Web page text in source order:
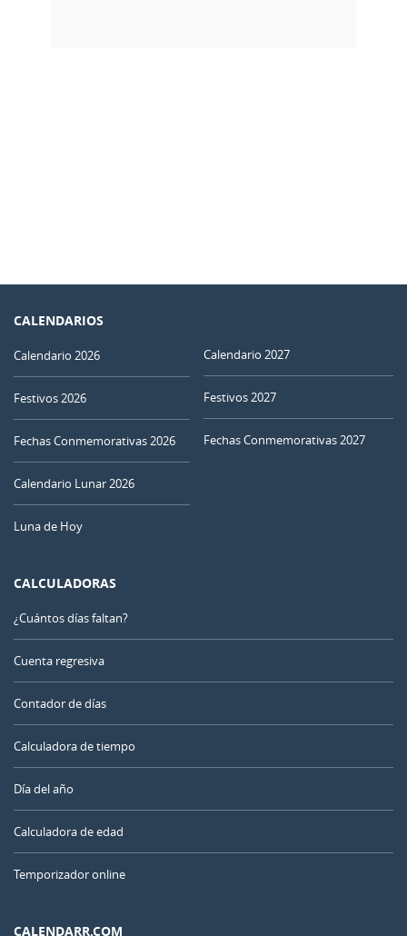
CALENDARIOS
Calendario 2026
Festivos 2026
Fechas Conmemorativas 2026
Calendario Lunar 2026
Luna de Hoy
Calendario 2027
Festivos 2027
Fechas Conmemorativas 2027
CALCULADORAS
¿Cuántos días faltan?
Cuenta regresiva
Contador de días
Calculadora de tiempo
Día del año
Calculadora de edad
Temporizador online
CALENDARR.COM